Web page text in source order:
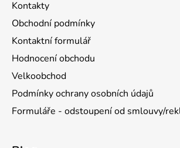
Kontakty
Obchodní podmínky
Kontaktní formulář
Hodnocení obchodu
Velkoobchod
Podmínky ochrany osobních údajů
Formuláře - odstoupení od smlouvy/